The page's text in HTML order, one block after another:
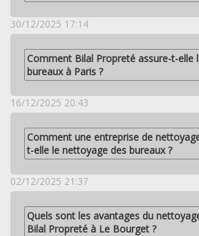
30/12/2025 17:14
Comment Bilal Propreté assure-t-elle
bureaux à Paris ?
16/12/2025 20:43
Comment une entreprise de
t-elle le nettoyage des bureaux ?
02/12/2025 21:37
Quels sont les avantages du
Bilal Propreté à Le Bourget ?